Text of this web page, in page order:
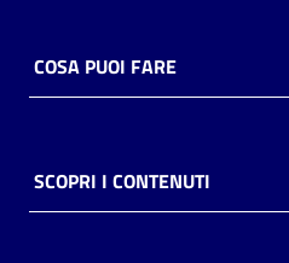
COSA PUOI FARE
SCOPRI I CONTENUTI